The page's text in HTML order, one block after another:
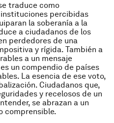
traduce como
instituciones percibidas
la soberanía a la
a ciudadanos de los
perdedores de una
y rígida. También a
a un mensaje
un compendio de países
La esencia de ese voto,
Ciudadanos que,
y recelosos de un
se abrazan a un
comprensible.